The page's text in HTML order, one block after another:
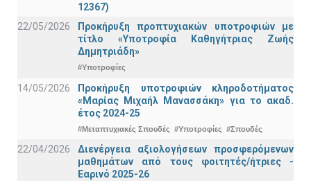
12367)
22/05/2026
Προκήρυξη προπτυχιακών υποτροφιών με
τίτλο «Υποτροφία Καθηγήτριας Ζωής
Δημητριάδη»
#Υποτροφίες
14/05/2026
Προκήρυξη υποτροφιών κληροδοτήματος
«Μαρίας Μιχαήλ Μανασσάκη» για το ακαδ.
έτος 2024-25
#Μεταπτυχιακές Σπουδές #Υποτροφίες #Σπουδές
22/04/2026
Διενέργεια αξιολογήσεων προσφερόμενων
μαθημάτων από τους φοιτητές/ήτριες -
Εαρινό 2025-26